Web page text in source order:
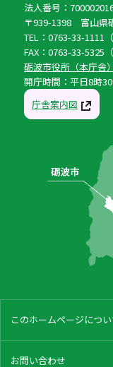
法人番号：
〒939-1398 富山県
TEL：0763-33-1111（
FAX：0763-33-5325
砺波市役所（本庁舎
開庁時間：平日8時
庁舎案内図
このホームページにつ
お問い合わせ